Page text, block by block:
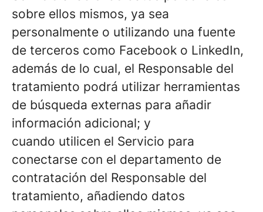
sobre ellos mismos, ya sea
personalmente o utilizando una fuente
de terceros como Facebook o LinkedIn,
además de lo cual, el Responsable del
tratamiento podrá utilizar herramientas
de búsqueda externas para añadir
información adicional; y
cuando utilicen el Servicio para
conectarse con el departamento de
contratación del Responsable del
tratamiento, añadiendo datos